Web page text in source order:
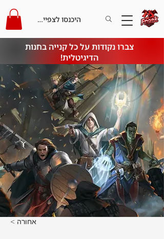
צברו נקודות על כל קנייה בחנות
הדיגיטלית!
היכנסו לצפייה בקרדיט
< אחורה